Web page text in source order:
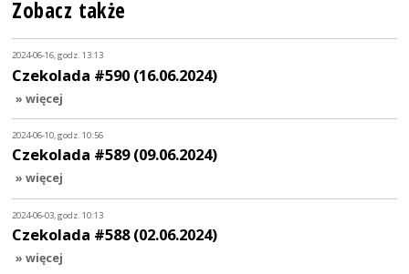
Zobacz także
2024-06-16, godz. 13:13
Czekolada #590 (16.06.2024)
» więcej
2024-06-10, godz. 10:56
Czekolada #589 (09.06.2024)
» więcej
2024-06-03, godz. 10:13
Czekolada #588 (02.06.2024)
» więcej